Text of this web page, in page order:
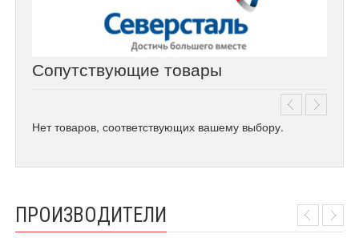
Сопутствующие товары
Нет товаров, соответствующих вашему выбору.
ПРОИЗВОДИТЕЛИ